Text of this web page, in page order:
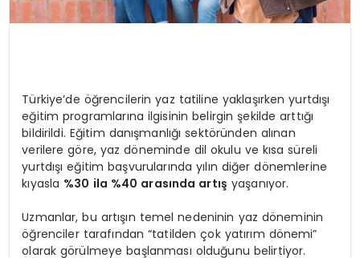
Türkiye’de öğrencilerin yaz tatiline yaklaşırken yurtdışı
eğitim programlarına ilgisinin belirgin şekilde arttığı
bildirildi. Eğitim danışmanlığı sektöründen alınan
verilere göre, yaz döneminde dil okulu ve kısa süreli
yurtdışı eğitim başvurularında yılın diğer dönemlerine
kıyasla %30 ila %40 arasında artış yaşanıyor.
Uzmanlar, bu artışın temel nedeninin yaz döneminin
öğrenciler tarafından “tatilden çok yatırım dönemi”
olarak görülmeye başlanması olduğunu belirtiyor.